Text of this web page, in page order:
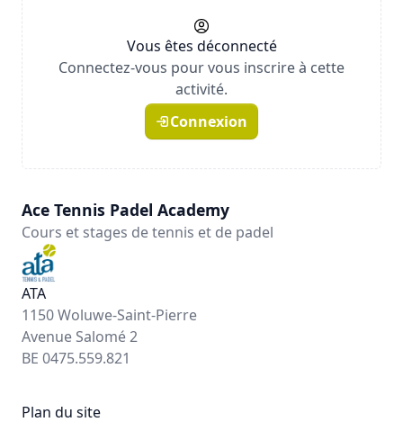
Vous êtes déconnecté
Connectez-vous pour vous inscrire à cette
activité.
Connexion
Ace Tennis Padel Academy
Cours et stages de tennis et de padel
ATA
1150 Woluwe-Saint-Pierre
Avenue Salomé 2
BE 0475.559.821
Plan du site